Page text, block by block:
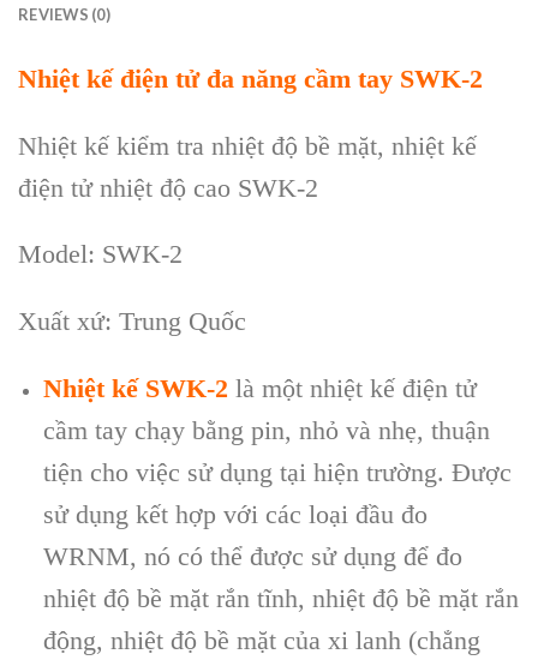
REVIEWS (0)
Nhiệt kế điện tử đa năng cầm tay SWK-2
Nhiệt kế kiểm tra nhiệt độ bề mặt, nhiệt kế
điện tử nhiệt độ cao SWK-2
Model: SWK-2
Xuất xứ: Trung Quốc
Nhiệt kế SWK-2 là một nhiệt kế điện tử
cầm tay chạy bằng pin, nhỏ và nhẹ, thuận
tiện cho việc sử dụng tại hiện trường. Được
sử dụng kết hợp với các loại đầu đo
WRNM, nó có thể được sử dụng để đo
nhiệt độ bề mặt rắn tĩnh, nhiệt độ bề mặt rắn
động, nhiệt độ bề mặt của xi lanh (chẳng